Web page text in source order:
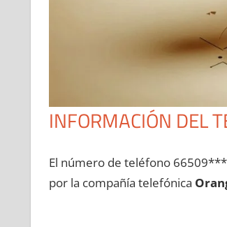
INFORMACIÓN DEL
El número dе teléfono
pοr la compañía telefónica